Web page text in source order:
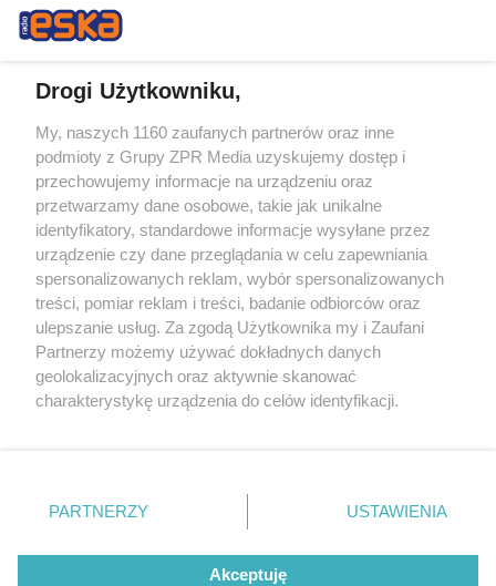
Żaden utwór zamieszczony w serwisie nie może być powielany i
rozpowszechniany lub dalej rozpowszechniany w jakikolwiek sposób (w
tym także elektroniczny lub mechaniczny) na jakimkolwiek polu
eksploatacji w jakiejkolwiek formie, włącznie z umieszczaniem w
Internecie bez pisemnej zgody właściciela praw. Jakiekolwiek użycie lub
wykorzystanie utworów w całości lub w części z naruszeniem prawa,
tzn. bez właściwej zgody, jest zabronione pod groźbą kary i może być
ścigane prawnie.
© 2026 Grupa ZPR Media
Drogi Użytkowniku,
My, naszych 1160 zaufanych partnerów oraz inne
podmioty z Grupy ZPR Media uzyskujemy dostęp i
przechowujemy informacje na urządzeniu oraz
przetwarzamy dane osobowe, takie jak unikalne
identyfikatory, standardowe informacje wysyłane przez
urządzenie czy dane przeglądania w celu zapewniania
spersonalizowanych reklam, wybór spersonalizowanych
treści, pomiar reklam i treści, badanie odbiorców oraz
ulepszanie usług. Za zgodą Użytkownika my i Zaufani
Partnerzy możemy używać dokładnych danych
geolokalizacyjnych oraz aktywnie skanować
charakterystykę urządzenia do celów identyfikacji.
zmienić/wycofać klikając przycisk ustawień prywatności
znajdujący się w lewym dolnym rogu strony
rodzaje przetwarzania danych nie wymagają zgody
użytkownika, ale masz prawo sprzeciwić się takiemu
PARTNERZY USTAWIENIA
Akceptuję